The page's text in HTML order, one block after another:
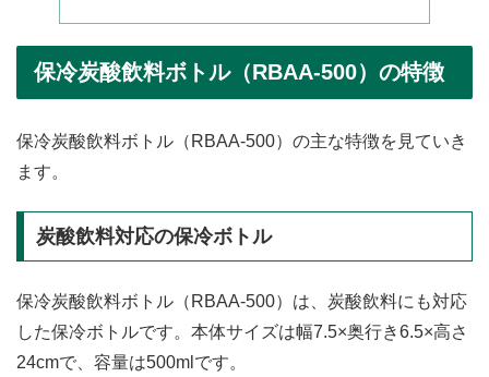
保冷炭酸飲料ボトル（RBAA-500）の特徴
保冷炭酸飲料ボトル（RBAA-500）の主な特徴を見ていき
ます。
炭酸飲料対応の保冷ボトル
保冷炭酸飲料ボトル（RBAA-500）は、炭酸飲料にも対応
した保冷ボトルです。本体サイズは幅7.5×奥行き6.5×高さ
24cmで、容量は500mlです。